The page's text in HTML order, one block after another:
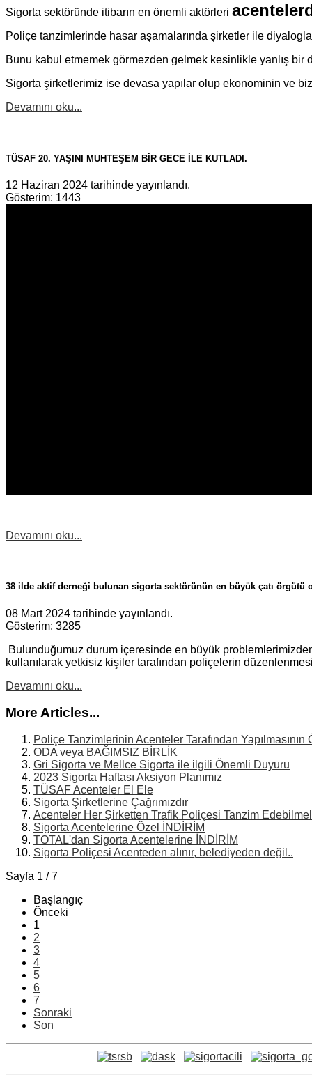
Sigorta sektöründe itibarın en önemli aktörleri
Poliçe tanzimlerinde hasar aşamalarında şirketler ile
Bunu kabul etmemek görmezden gelmek kesinlikle yanlış bir
Sigorta şirketlerimiz ise devasa yapılar olup ekonominin ve
Devamını oku...
TÜSAF 20. YAŞINI MUHTEŞEM BİR GECE İLE KUTLADI.
12 Haziran 2024 tarihinde yayınlandı.
Gösterim: 1443
Devamını oku...
38 ilde aktif derneği bulunan sigorta sektörünün en büyük çatı örgütü
08 Mart 2024 tarihinde yayınlandı.
Gösterim: 3285
Bulunduğumuz durum içeresinde en büyük
kullanılarak yetkisiz kişiler tarafından poliçelerin
Devamını oku...
More Articles...
Poliçe Tanzimlerinin Acenteler Tarafından Yapılmasının
ODA veya BAĞIMSIZ BİRLİK
Gri Sigorta ve Mellce Sigorta ile ilgili Önemli Duyuru
2023 Sigorta Haftası Aksiyon Planımız
TÜSAF Acenteler El Ele
Sigorta Şirketlerine Çağrımızdır
Acenteler Her Şirketten Trafik Poliçesi Tanzim
Sigorta Acentelerine Özel İNDİRİM
TOTAL'dan Sigorta Acentelerine İNDİRİM
Sigorta Poliçesi Acenteden alınır, belediyeden değil..
Sayfa 1 / 7
Başlangıç
Önceki
1
2
3
4
5
6
7
Sonraki
Son